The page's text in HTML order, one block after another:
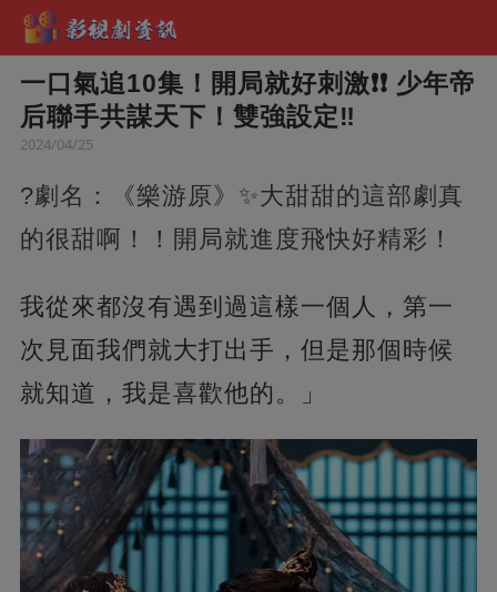
一口氣追10集！開局就好刺激❗❗ 少年帝
后聯手共謀天下！雙強設定‼️
2024/04/25
?劇名：《樂游原》✨大甜甜的這部劇真
的很甜啊！！開局就進度飛快好精彩！
我從來都沒有遇到過這樣一個人，第一
次見面我們就大打出手，但是那個時候
就知道，我是喜歡他的。」